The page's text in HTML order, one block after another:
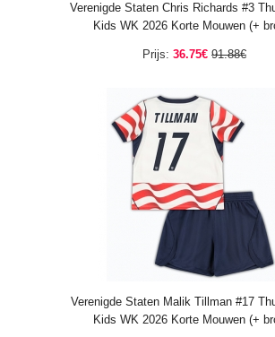
Verenigde Staten Chris Richards #3
Kids WK 2026 Korte Mouwen (+
Prijs: 36.75€ 91.88€
Verenigde Staten Malik Tillman #17
Kids WK 2026 Korte Mouwen (+